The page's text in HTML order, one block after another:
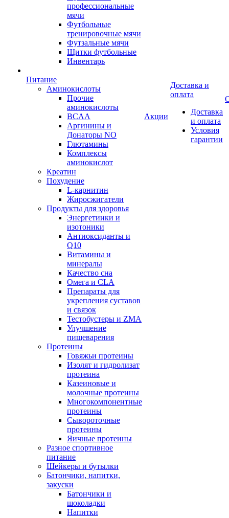
профессиональные
мячи
Футбольные
тренировочные мячи
Футзальные мячи
Щитки футбольные
Инвентарь
Питание
Аминокислоты
Прочие
аминокислоты
BCAA
Аргинины и
Донаторы NO
Глютамины
Комплексы
аминокислот
Креатин
Похудение
L-карнитин
Жиросжигатели
Продукты для здоровья
Энергетиики и
изотоники
Антиоксиданты и
Q10
Витамины и
минералы
Качество сна
Омега и CLA
Препараты для
укрепления суставов
и связок
Тестобустеры и ZMA
Улучшение
пищеварения
Протеины
Говяжьи протеины
Изолят и гидролизат
протеина
Казеиновые и
молочные протеины
Многокомпонентные
протеины
Сывороточные
протеины
Яичные протеины
Разное спортивное
питание
Шейкеры и бутылки
Батончики, напитки,
закуски
Батончики и
шоколадки
Напитки
Акции
Доставка и
оплата
Доставка
и оплата
Условия
гарантии